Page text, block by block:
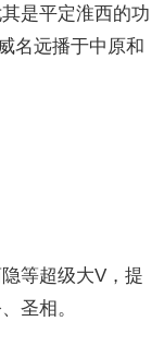
是平定淮西的功
名远播于中原和
等超级大V，提
圣相。